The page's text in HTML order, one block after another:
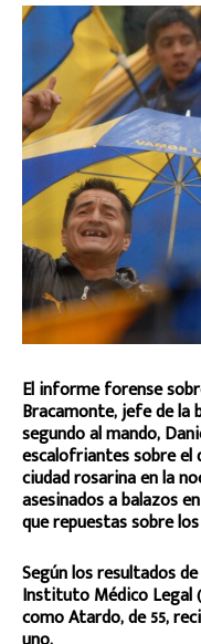
El informe forense
Bracamonte, jefe de la
segundo al mando,
escalofriantes sobre el
ciudad rosarina en la
asesinados a balazos
que repuestas sobre
Según los resultados
Instituto Médico Legal
como Atardo, de 55,